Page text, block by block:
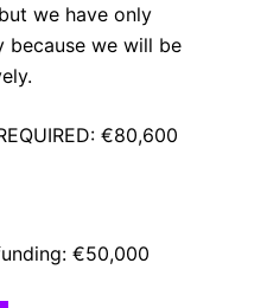
we have only
because we will be
€80,600
€50,000